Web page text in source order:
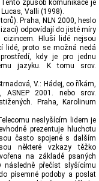
způsob komunikace je
Valli (1998).
Praha, NLN 2000, heslo
odpovídají do jisté míry
Hluší lidé nejsou
lidé, proto se možná nedá
kdy je pro jednu
jazyku. K tomu srov.
V.: Hádej, co říkám,
2001. nebo srov.
Praha, Karolinum
neslyšícím lidem je
prezentuje hluchotu
často spojené s dalším
některé vzkazy těžko
na základě psaných
přečíst slyšícímu
písemné podoby a poslat